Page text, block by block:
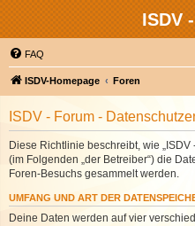
ISDV
FAQ
ISDV-Homepage Foren
ISDV - Forum -
Diese Richtlinie beschreibt, wie „ISDV
(im Folgenden „der Betreiber“) die
Foren-Besuchs gesammelt werden.
UMFANG UND ART DER
Deine Daten werden auf vier